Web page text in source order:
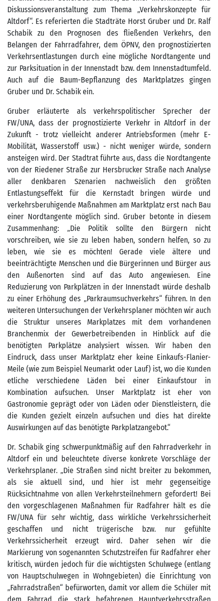
Diskussionsveranstaltung zum Thema „Verkehrskonzepte für
Altdorf“. Es referierten die Stadträte Horst Gruber und Dr. Ralf
Schabik zu den Prognosen des fließenden Verkehrs, den
Belangen der Fahrradfahrer, dem ÖPNV, den prognostizierten
Verkehrsentlastungen durch eine mögliche Nordtangente und
zur Parksituation in der Innenstadt bzw. dem Innenstadtumfeld.
Auch auf die Baum-Bepflanzung des Marktplatzes gingen
Gruber und Dr. Schabik ein.
Gruber erläuterte als verkehrspolitischer Sprecher der
FW/UNA, dass der prognostizierte Verkehr in Altdorf in der
Zukunft - trotz vielleicht anderer Antriebsformen (mehr E-
Mobilität, Wasserstoff usw.) - nicht weniger würde, sondern
ansteigen wird. Der Stadtrat führte aus, dass die Nordtangente
von der Riedener Straße zur Hersbrucker Straße nach Analyse
aller denkbaren Szenarien nachweislich den größten
Entlastungseffekt für die Kernstadt bringen würde und
verkehrsberuhigende Maßnahmen am Marktplatz erst nach Bau
einer Nordtangente möglich sind. Gruber betonte in diesem
Zusammenhang: „Die Politik sollte den Bürgern nicht
vorschreiben, wie sie zu leben haben, sondern helfen, so zu
leben, wie sie es möchten! Gerade viele ältere und
beeinträchtigte Menschen und die Bürgerinnen und Bürger aus
den Außenorten sind auf das Auto angewiesen. Eine
Reduzierung von Parkplätzen in der Innenstadt würde deshalb
zu einer Erhöhung des „Parkraumsuchverkehrs“ führen. In den
weiteren Untersuchungen der Verkehrsplaner möchten wir auch
die Struktur unseres Markplatzes mit dem vorhandenen
Branchenmix der Gewerbetreibenden in Hinblick auf die
benötigten Parkplätze analysiert wissen. Wir haben den
Eindruck, dass unser Marktplatz eher keine Einkaufs-Flanier-
Meile (wie zum Beispiel Neumarkt oder Lauf) ist, wo die Kunden
etliche verschiedene Läden bei einer Einkaufstour in
Kombination aufsuchen. Unser Marktplatz ist eher von
Gastronomie geprägt oder von Läden oder Dienstleistern, die
die Kunden gezielt einzeln aufsuchen und dies hat direkte
Auswirkungen auf das benötigte Parkplatzangebot.“
Dr. Schabik ging schwerpunktmäßig auf den Fahrradverkehr in
Altdorf ein und beleuchtete diverse konkrete Vorschläge der
Verkehrsplaner. „Die Straßen sind nicht breiter zu bekommen,
als sie aktuell sind, und hier ist mehr gegenseitige
Rücksichtnahme von allen Verkehrsteilnehmern gefordert! Bei
den vorgeschlagenen Maßnahmen für Radfahrer hält es die
FW/UNA für sehr wichtig, dass wirkliche Verkehrssicherheit
geschaffen und nicht trügerische bzw. nur gefühlte
Verkehrssicherheit erzeugt wird. Daher sehen wir die
Markierung von sogenannten Schutzstreifen für Radfahrer eher
kritisch, würden jedoch für die wichtigsten Schulwege (entlang
von Hauptschulwegen in Wohngebieten) die Einrichtung von
„Fahrradstraßen“ befürworten, damit vor allem die Schüler mit